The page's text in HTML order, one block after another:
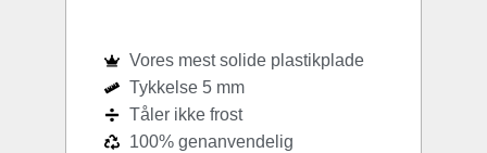
Vores mest solide plastikplade
Tykkelse 5 mm
Tåler ikke frost
100% genanvendelig